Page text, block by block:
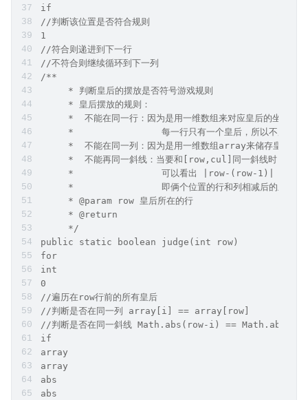
if
//判断该位置是否符合规则
1
//符合则递进到下一行
//不符合则继续循环到下一列
/**
     * 判断皇后的摆放是否符号游戏规则
     * 皇后摆放的规则：
*  不能在同一行：因为是用一维数组来对应皇后的坐标，
*                每一行只有一个皇后，所以不用考虑
*  不能在同一列：因为是用一维数组array来储存皇后所
*  不能再同一斜线：当要和[row,cul]同一斜线时，
*                可以看出 |row-(row-1)| =
*                即俩个位置的行和列相减后的差的绝
     * @param row 皇后所在的行
     * @return
     */
public static boolean judge(int row)
for
int
0
//遍历在row行前的所有皇后
//判断是否在同一列 array[i] == array[row]
//判断是否在同一斜线 Math.abs(row-i) ==
if
array
array
abs
abs